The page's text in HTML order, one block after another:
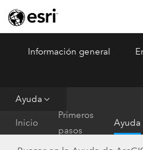
ArcGIS Pro Menu
Información general
Ayuda
Inicio
Primeros
pasos
Ayuda